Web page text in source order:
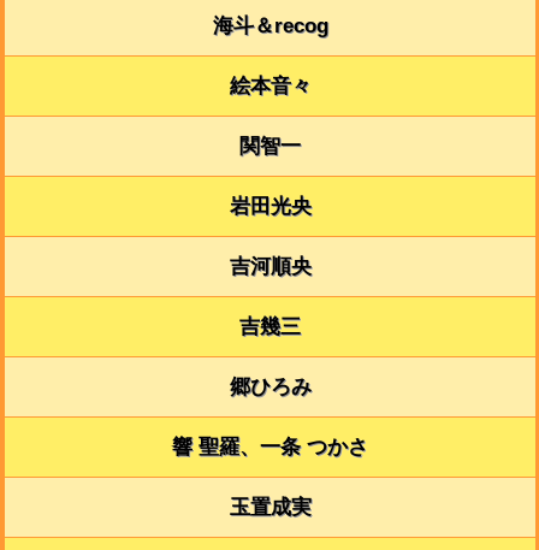
海斗＆recog
絵本音々
関智一
岩田光央
吉河順央
吉幾三
郷ひろみ
響 聖羅、一条 つかさ
玉置成実